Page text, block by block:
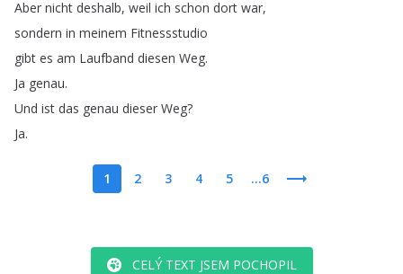
Aber nicht deshalb, weil ich schon dort war,
sondern in meinem Fitnessstudio
gibt es am Laufband diesen Weg.
Ja genau.
Und ist das genau dieser Weg?
Ja.
1 2 3 4 5 ...6
CELÝ TEXT JSEM POCHOPIL